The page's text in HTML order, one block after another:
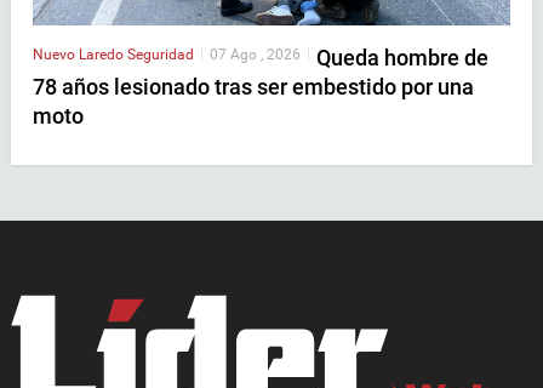
Nuevo Laredo Seguridad | 07 Ago , 2026 | Queda hombre de
78 años lesionado tras ser embestido por una
moto